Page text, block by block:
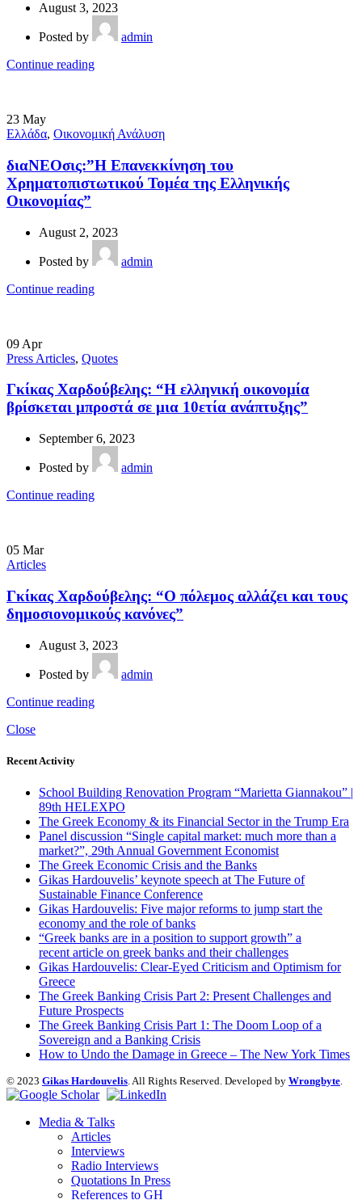
August 3, 2023
Posted by
admin
Continue reading
23 May
Ελλάδα, Οικονομική Ανάλυση
διαΝΕΟσις:”Η Επανεκκίνηση του
Χρηματοπιστωτικού Τομέα της Ελληνικής
Οικονομίας”
August 2, 2023
Posted by
admin
Continue reading
09 Apr
Press Articles, Quotes
Γκίκας Χαρδούβελης: “Η ελληνική οικονομία
βρίσκεται μπροστά σε μια 10ετία ανάπτυξης”
September 6, 2023
Posted by
admin
Continue reading
05 Mar
Articles
Γκίκας Χαρδούβελης: “Ο πόλεμος αλλάζει και τους
δημοσιονομικούς κανόνες”
August 3, 2023
Posted by
admin
Continue reading
Close
Recent Activity
School Building Renovation Program “Marietta Giannakou” |
89th HELEXPO
The Greek Economy & its Financial Sector in the Trump Era
Panel discussion “Single capital market: much more than a
market?”, 29th Annual Government Economist
The Greek Economic Crisis and the Banks
Gikas Hardouvelis’ keynote speech at The Future of
Sustainable Finance Conference
Gikas Hardouvelis: Five major reforms to jump start the
economy and the role of banks
“Greek banks are in a position to support growth” a
recent article on greek banks and their challenges
Gikas Hardouvelis: Clear-Eyed Criticism and Optimism for
Greece
The Greek Banking Crisis Part 2: Present Challenges and
Future Prospects
The Greek Banking Crisis Part 1: The Doom Loop of a
Sovereign and a Banking Crisis
How to Undo the Damage in Greece – The New York Times
© 2023 Gikas Hardouvelis . All Rights Reserved. Developed by Wrongbyte
Media & Talks
Articles
Interviews
Radio Interviews
Quotations In Press
References to GH